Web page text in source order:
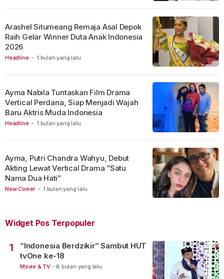
Headline - 1 bulan yang lalu
Arashel Situmeang Remaja Asal Depok
Raih Gelar Winner Duta Anak Indonesia
2026
Headline - 1 bulan yang lalu
Ayma Nabila Tuntaskan Film Drama
Vertical Perdana, Siap Menjadi Wajah
Baru Aktris Muda Indonesia
New Comer - 1 bulan yang lalu
Ayma, Putri Chandra Wahyu, Debut
Akting Lewat Vertical Drama “Satu
Nama Dua Hati”
Widget Pos Terpopuler
1
“Indonesia Berdzikir” Sambut HUT
tvOne ke-18
Movie & TV - 6 bulan yang lalu